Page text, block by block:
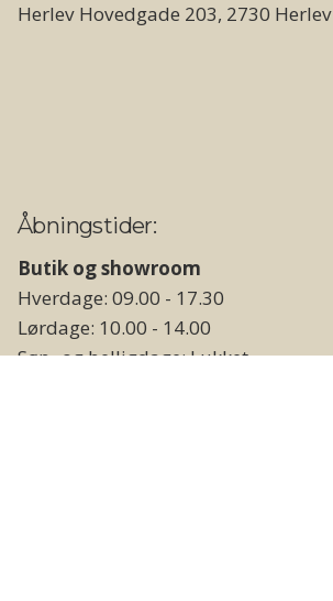
Herlev Hovedgade 203, 2730 Herlev
Åbningstider:
Butik og showroom
Hverdage: 09.00 - 17.30
Lørdage: 10.00 - 14.00
Søn- og helligdage: Lukket